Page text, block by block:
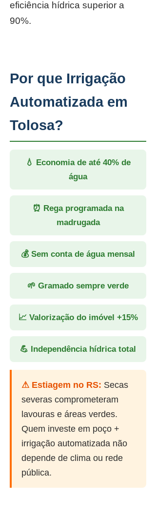
eficiência hídrica superior a
90%.
Por que Irrigação
Automatizada em
Tolosa?
💧 Economia de até 40% de
água
⏰ Rega programada na
madrugada
💰 Sem conta de água mensal
🌱 Gramado sempre verde
📈 Valorização do imóvel +15%
💪 Independência hídrica total
⚠ Estiagem no RS: Secas
severas comprometeram
lavouras e áreas verdes.
Quem investe em poço +
irrigação automatizada não
depende de clima ou rede
pública.